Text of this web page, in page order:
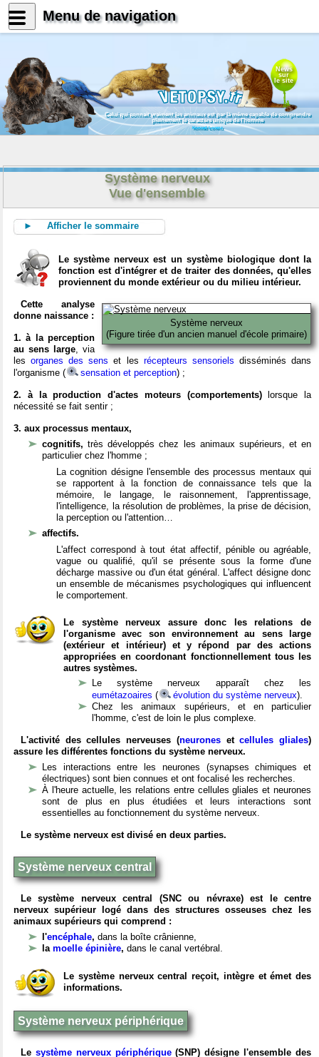
News
sur
le site
Celui qui connait vraiment les animaux est par là même capable de comprendre
pleinement le caractère unique de l'homme
Konrad Lorenz
Système nerveux
Vue d'ensemble
► Afficher le sommaire
Le système nerveux est un système biologique dont la
fonction est d'intégrer et de traiter des données, qu'elles
proviennent du monde extérieur ou du milieu intérieur.
Système nerveux
(Figure tirée d'un ancien manuel d'école primaire)
Cette analyse
donne naissance :
1. à la perception
au sens large, via
lesorganes des sens et les récepteurs sensoriels disséminés dans
l'organisme (
sensation et perception) ;
2. à la production d'actes moteurs (comportements)lorsque la
nécessité se fait sentir ;
3. aux processus mentaux,
cognitifs,très développés chez les animaux supérieurs, et en
particulier chez l'homme ;
La cognition désigne l'ensemble des processus mentaux qui
se rapportent à la fonction de connaissance tels que la
mémoire, le langage, le raisonnement, l'apprentissage,
l'intelligence, la résolution de problèmes, la prise de décision,
la perception ou l'attention…
affectifs.
L'affect correspond à tout état affectif, pénible ou agréable,
vague ou qualifié, qu'il se présente sous la forme d'une
décharge massive ou d'un état général. L'affect désigne donc
un ensemble de mécanismes psychologiques qui influencent
le comportement.
Le système nerveux assure donc les relations de
l'organisme avec son environnement au sens large
(extérieur et intérieur) et y répond par des actions
appropriées en coordonant fonctionnellement tous les
autres systèmes.
Le système nerveux apparaît chez les
eumétazoaires ( évolution du système nerveux).
Chez les animaux supérieurs, et en particulier
l'homme, c'est de loin le plus complexe.
L'activité des cellules nerveuses (neuronesetcellules gliales)
assure les différentes fonctions du système nerveux.
Les interactions entre les neurones (synapses chimiques et
électriques) sont bien connues et ont focalisé les recherches.
À l'heure actuelle, les relations entre cellules gliales et neurones
sont de plus en plus étudiées et leurs interactions sont
essentielles au fonctionnement du système nerveux.
Le système nerveux est divisé en deux parties.
Système nerveux central
Le système nerveux central (SNC ou névraxe) est le centre
nerveux supérieur logé dans des structures osseuses chez les
animaux supérieurs qui comprend :
l'encéphale, dans la boîte crânienne,
la moelle épinière, dans le canal vertébral.
Le système nerveux central reçoit, intègre et émet des
informations.
Système nerveux périphérique
Le système nerveux périphérique(SNP) désigne l'ensemble des
Menu de navigation